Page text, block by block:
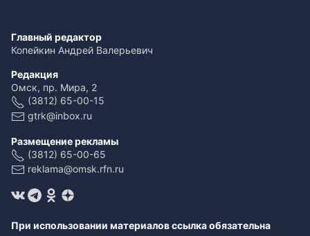
Главный редактор
Копейкин Андрей Валерьевич
Редакция
Омск, пр. Мира, 2
(3812) 65-00-15
gtrk@inbox.ru
Размещение рекламы
(3812) 65-00-65
reklama@omsk.rfn.ru
При использовании материалов ссылка обязательна